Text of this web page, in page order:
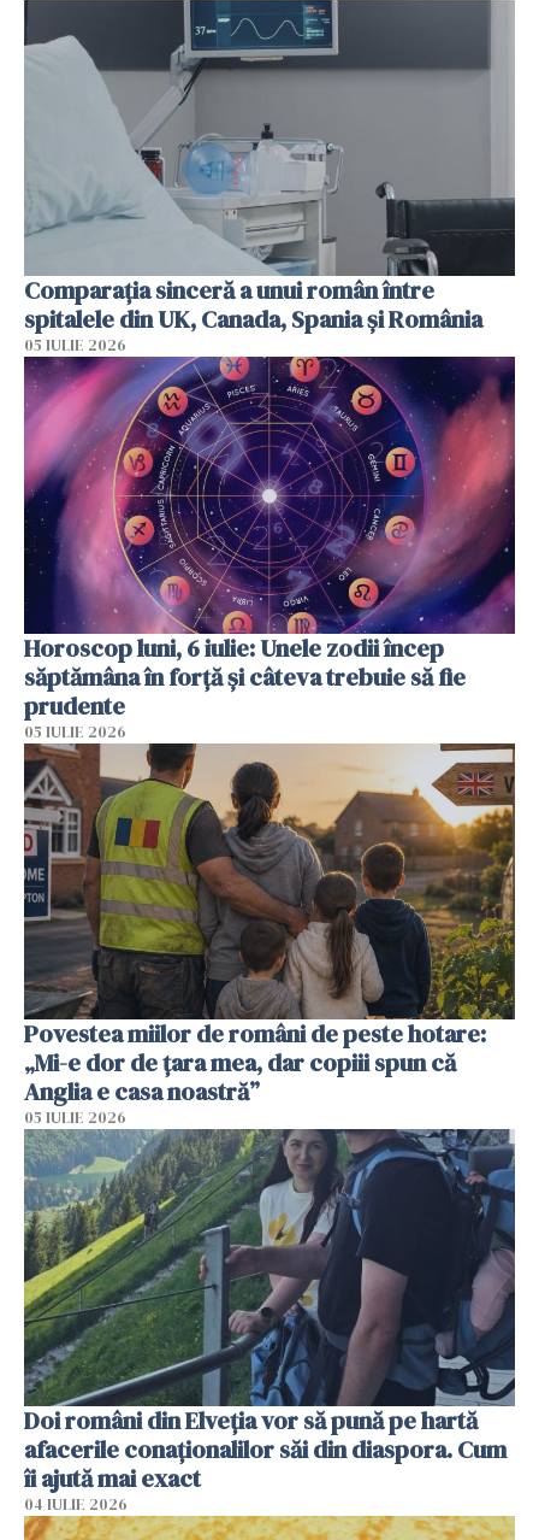
Comparația sinceră a unui român între
spitalele din UK, Canada, Spania și România
05 IULIE 2026
Horoscop luni, 6 iulie: Unele zodii încep
săptămâna în forță și câteva trebuie să fie
prudente
05 IULIE 2026
Povestea miilor de români de peste hotare:
„Mi-e dor de țara mea, dar copiii spun că
Anglia e casa noastră”
05 IULIE 2026
Doi români din Elveția vor să pună pe hartă
afacerile conaționalilor săi din diaspora. Cum
îi ajută mai exact
04 IULIE 2026